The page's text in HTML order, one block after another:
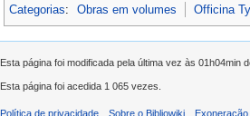
Categorias: Obras em volumes Officina
Esta página foi modificada pela última vez às 01h04min
Esta página foi acedida 1 065 vezes.
Política de privacidade Sobre o Bibliowiki